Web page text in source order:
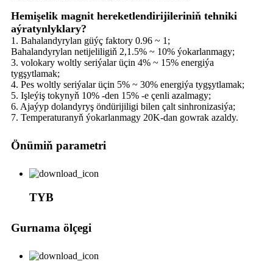
Hemişelik magnit hereketlendirijileriniň tehniki
aýratynlyklary?
1. Bahalandyrylan güýç faktory 0.96 ~ 1;
Bahalandyrylan netijeliligiň 2,1.5% ~ 10% ýokarlanmagy;
3. volokary woltly seriýalar üçin 4% ~ 15% energiýa
tygşytlamak;
4. Pes woltly seriýalar üçin 5% ~ 30% energiýa tygşytlamak;
5. Işleýiş tokynyň 10% -den 15% -e çenli azalmagy;
6. Ajaýyp dolandyryş öndürijiligi bilen çalt sinhronizasiýa;
7. Temperaturanyň ýokarlanmagy 20K-dan gowrak azaldy.
Önümiň parametri
TYB
Gurnama ölçegi